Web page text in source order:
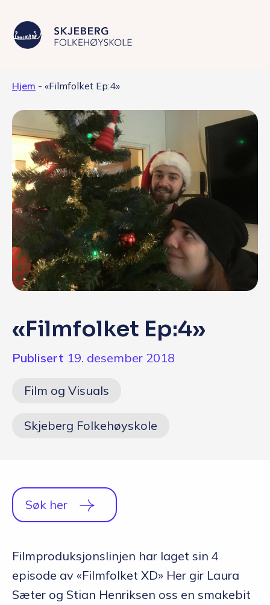
Livet på skolen
Skolen
Kontakt
Valgfag
Siste nytt
Q&A
English
Hjem - «Filmfolket Ep:4»
«Filmfolket Ep:4»
Publisert 19. desember 2018
Film og Visuals
Skjeberg Folkehøyskole
Søk her
Filmproduksjonslinjen har laget sin 4
episode av «Filmfolket XD» Her gir Laura
Sæter og Stian Henriksen oss en smakebit